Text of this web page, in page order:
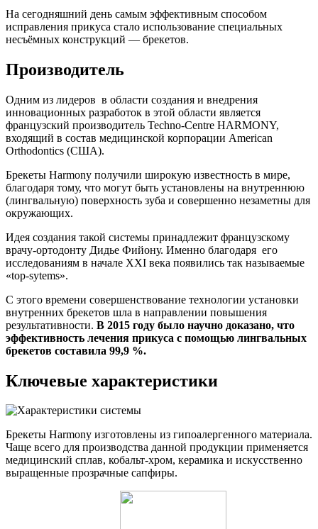
На сегодняшний день самым эффективным способом
исправления прикуса стало использование специальных
несъёмных конструкций ― брекетов.
Производитель
Одним из лидеров в области создания и внедрения
инновационных разработок в этой области является
французский производитель Techno-Centre HARMONY,
входящий в состав медицинской корпорации American
Orthodontics (США).
Брекеты Harmony получили широкую известность в мире,
благодаря тому, что могут быть установлены на внутреннюю
(лингвальную) поверхность зуба и совершенно незаметны для
окружающих.
Идея создания такой системы принадлежит французскому
врачу-ортодонту Дидье Фийону. Именно благодаря его
исследованиям в начале ХХI века появились так называемые
«top-sytems».
С этого времени совершенствование технологии установки
внутренних брекетов шла в направлении повышения
результативности. В 2015 году было научно доказано, что
эффективность лечения прикуса с помощью лингвальных
брекетов составила 99,9 %.
Ключевые характеристики
Брекеты Harmony изготовлены из гипоалергенного материала.
Чаще всего для производства данной продукции применяется
медицинский сплав, кобальт-хром, керамика и искусственно
выращенные прозрачные сапфиры.